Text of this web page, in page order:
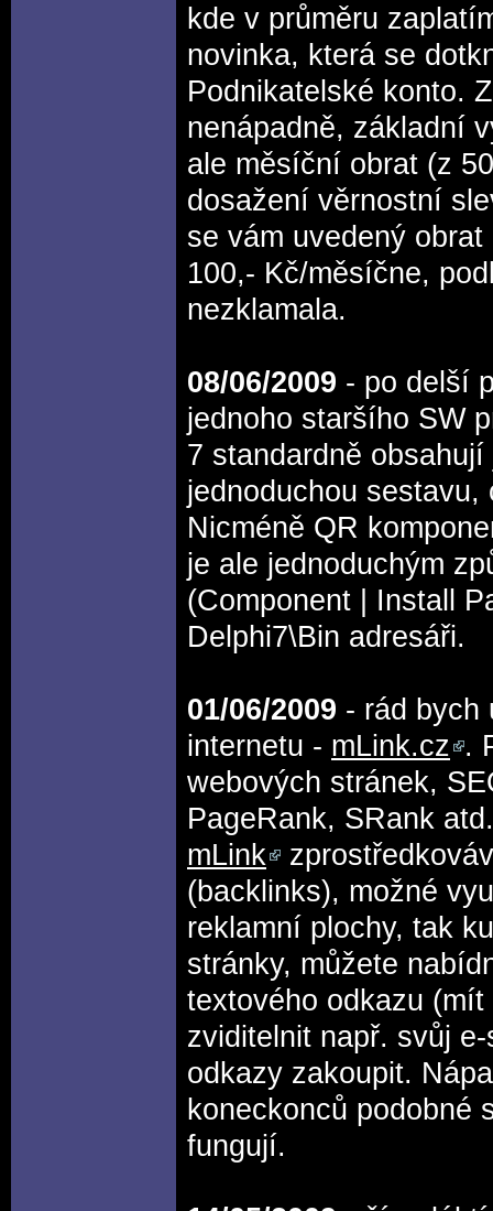
kde v průměru
novinka, která se
Podnikatelské konto.
nenápadně, základní
ale měsíční obrat (z
dosažení věrnostní
se vám uvedený
100,- Kč/měsíčne,
nezklamala.
08/06/2009 - po delší
jednoho staršího SW
7 standardně
jednoduchou
Nicméně QR
je ale jednoduchým
(Component | Install
Delphi7\Bin adresáři.
01/06/2009 - rád bych
internetu - mLink.cz .
webových stránek,
PageRank, SRank
mLink
(backlinks), možné
reklamní plochy, tak
stránky, můžete
textového odkazu
zviditelnit např. svůj
odkazy zakoupit.
koneckonců podobné
fungují.